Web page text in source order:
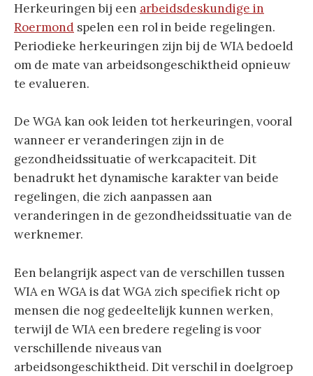
Herkeuringen bij een arbeidsdeskundige in
Roermond spelen een rol in beide regelingen.
Periodieke herkeuringen zijn bij de WIA bedoeld
om de mate van arbeidsongeschiktheid opnieuw
te evalueren.
De WGA kan ook leiden tot herkeuringen, vooral
wanneer er veranderingen zijn in de
gezondheidssituatie of werkcapaciteit. Dit
benadrukt het dynamische karakter van beide
regelingen, die zich aanpassen aan
veranderingen in de gezondheidssituatie van de
werknemer.
Een belangrijk aspect van de verschillen tussen
WIA en WGA is dat WGA zich specifiek richt op
mensen die nog gedeeltelijk kunnen werken,
terwijl de WIA een bredere regeling is voor
verschillende niveaus van
arbeidsongeschiktheid. Dit verschil in doelgroep